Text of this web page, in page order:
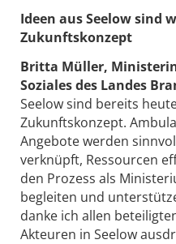
Ideen aus Seelow sind
Zukunftskonzept
Britta Müller,
Soziales des Landes
Seelow sind bereits
Zukunftskonzept.
Angebote werden
verknüpft, Ressourcen
den Prozess als
begleiten und
danke ich allen
Akteuren in Seelow